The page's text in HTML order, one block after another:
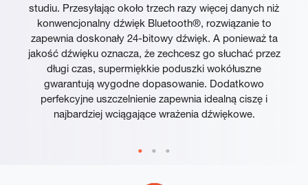
studiu. Przesyłając około trzech razy więcej danych niż
konwencjonalny dźwięk Bluetooth®, rozwiązanie to
zapewnia doskonały 24-bitowy dźwięk. A ponieważ ta
jakość dźwięku oznacza, że zechcesz go słuchać przez
długi czas, supermiękkie poduszki wokółuszne
gwarantują wygodne dopasowanie. Dodatkowo
perfekcyjne uszczelnienie zapewnia idealną ciszę i
najbardziej wciągające wrażenia dźwiękowe.